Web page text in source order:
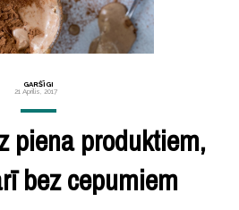
GARŠĪGI
21 Aprīlis, 2017
piena produktiem,
bez cepumiem